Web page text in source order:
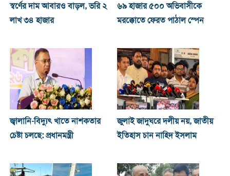
স্বর্ণের দাম আবারও বাড়ল, ভরি ২
লাখ ৩৪ হাজার
৬৯ হাজার ৫০০ অভিবাসীকে
মরক্কোতে ফেরত পাঠাল স্পেন
জ্বালানি-বিদ্যুৎ খাতে নাশকতার
চেষ্টা চলছে: প্রধানমন্ত্রী
জুলাই জাদুঘরে দলীয় নয়, জাতীয়
ইতিহাস চান নাহিদ ইসলাম